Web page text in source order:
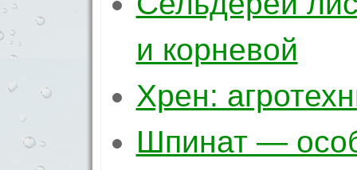
и корневой
Хрен:
Шпинат —